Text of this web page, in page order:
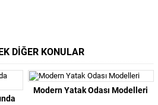
DİĞER KONULAR
Modern Yatak Odası Modelleri